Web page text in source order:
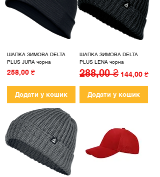
ШАПКА ЗИМОВА DELTA
PLUS JURA чорна
Ціна
258,00 ₴
Додати у кошик
ШАПКА ЗИМОВА DELTA
PLUS LENA чорна
Звичайна ціна
288,00 ₴ За
144,00 ₴
Додати у кошик